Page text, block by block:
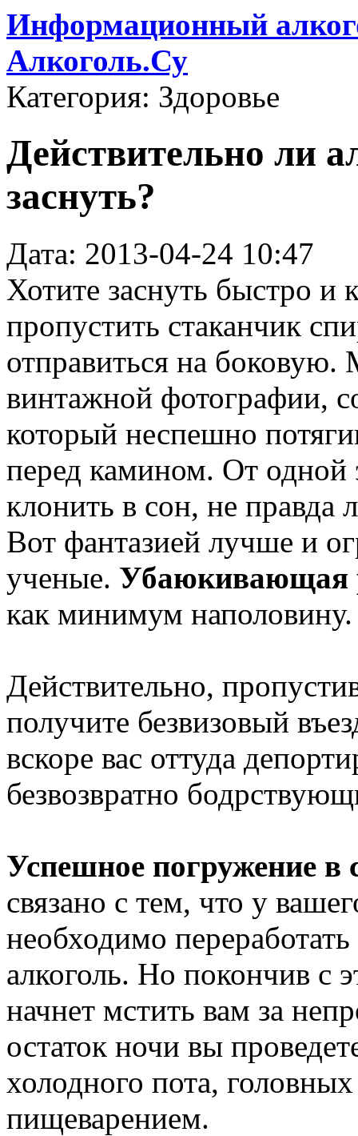
Информационный
Алкоголь.Су
Категория: Здоровье
Действительно ли
заснуть?
Дата: 2013-04-24 10:47
Хотите заснуть быстро и
пропустить стаканчик
отправиться на боковую.
винтажной фотографии,
который неспешно
перед камином. От одной
клонить в сон, не правда
Вот фантазией лучше и
ученые. Убаюкивающая
как минимум наполовину.
Действительно,
получите безвизовый
вскоре вас оттуда
безвозвратно
Успешное погружение в
связано с тем, что у
необходимо
алкоголь. Но покончив с
начнет мстить вам за
остаток ночи вы
холодного пота,
пищеварением.